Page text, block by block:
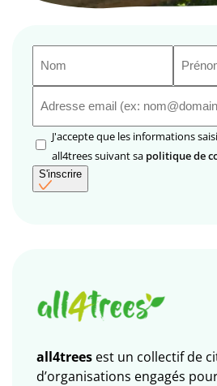
mail(Nécessaire)
RGPD(Nécessaire)
J'accepte que les informations saisies soient utilisées par
all4trees suivant sa politique de
S'inscrire
all4trees est un collectif de
d’organisations engagés